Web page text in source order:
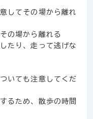
してその場から離れ
の場から離れる
たり、走って逃げな
いても注意してくだ
るため、散歩の時間